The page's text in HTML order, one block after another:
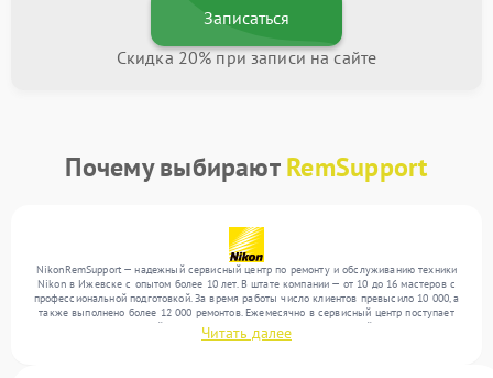
Записаться
Скидка 20% при записи на сайте
Почему выбираютRemSupport
NikonRemSupport — надежный сервисный центр по ремонту и обслуживанию техники
Nikon в Ижевске с опытом более 10 лет. В штате компании — от 10 до 16 мастеров с
профессиональной подготовкой. За время работы число клиентов превысило 10 000, а
также выполнено более 12 000 ремонтов. Ежемесячно в сервисный центр поступает
более 300 обращений, включая , , . Мы беремся за задачи любой сложности и
предлагаем стабильный уровень сервиса благодаря отлаженным процессам ремонта.
Читать далее